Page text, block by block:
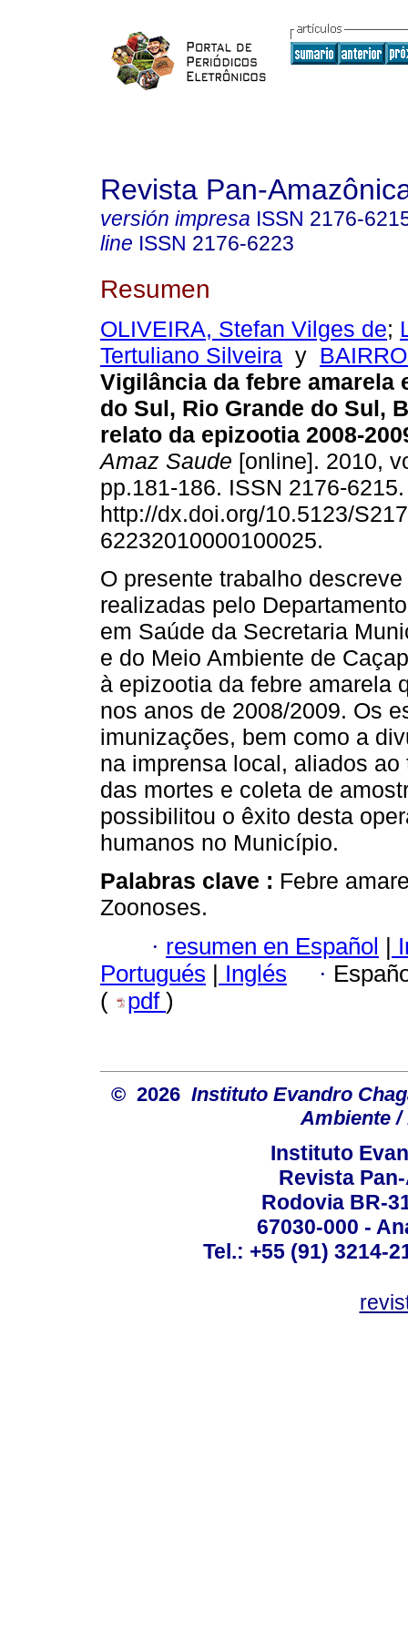
Revista Pan-
versión impresa ISSN 2176-
line ISSN 2176-6223
Resumen
OLIVEIRA, Stefan Vilges de;
Tertuliano Silveira y
Vigilância da febre amarela
do Sul, Rio Grande do Sul,
relato da epizootia 2008-
Amaz Saude [online]. 2010,
pp.181-186. ISSN 2176-
http://dx.doi.org/10.5123/
62232010000100025.
O presente trabalho
realizadas pelo
em Saúde da Secretaria
e do Meio Ambiente de
à epizootia da febre amarela
nos anos de 2008/2009. Os
imunizações, bem como a
na imprensa local, aliados
das mortes e coleta de
possibilitou o êxito desta
humanos no Município.
Palabras clave : Febre
Zoonoses.
· resumen en Español |
Portugués | Inglés ·
(
pdf )
© 2026 Instituto Evandro
Ambiente /
Instituto
Revista
Rodovia BR-
67030-000 -
Tel.: +55 (91) 3214-